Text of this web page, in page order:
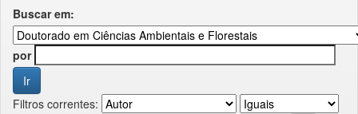
Buscar em:
por
Filtros correntes: